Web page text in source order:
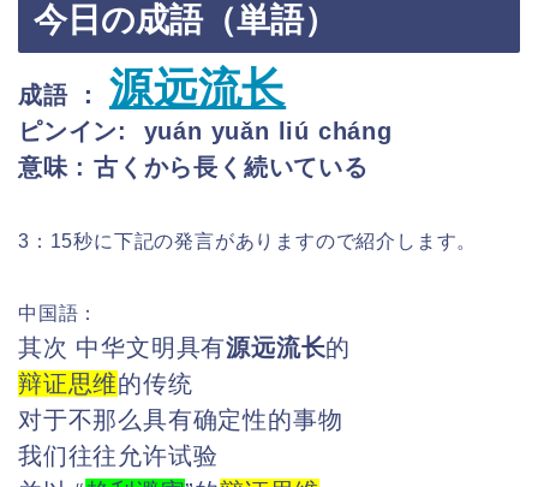
今日の成語（単語）
成語 ： 源远流长
ピンイン: yuán yuǎn liú cháng
意味 : 古くから長く続いている
3：15秒に下記の発言がありますので紹介します。
中国語：
其次 中华文明具有源远流长的
辩证思维的传统
对于不那么具有确定性的事物
我们往往允许试验